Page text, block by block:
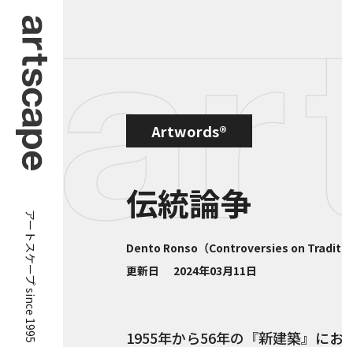
アートスケープ since 1995
Artwords®
伝統論争
Dento Ronso（Controversies on
更新日
2024年03月11日
1955年から56年の『新建築』に